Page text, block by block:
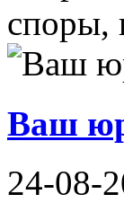
споры,
Ваш
24-08-